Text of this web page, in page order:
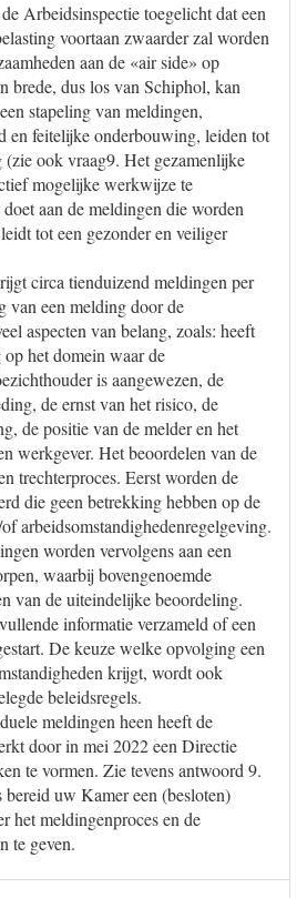
Arbeidsinspectie toegelicht dat een
voortaan zwaarder zal worden
aan de «air side» op
brede, dus los van Schiphol, kan
stapeling van meldingen,
en feitelijke onderbouwing, leiden tot
(zie ook vraag9. Het gezamenlijke
mogelijke werkwijze te
aan de meldingen die worden
tot een gezonder en veiliger
circa tienduizend meldingen per
van een melding door de
aspecten van belang, zoals: heeft
het domein waar de
is aangewezen, de
de ernst van het risico, de
de positie van de melder en het
werkgever. Het beoordelen van de
trechterproces. Eerst worden de
die geen betrekking hebben op de
arbeidsomstandighedenregelgeving.
worden vervolgens aan een
waarbij bovengenoemde
van de uiteindelijke beoordeling.
informatie verzameld of een
De keuze welke opvolging een
krijgt, wordt ook
beleidsregels.
meldingen heen heeft de
door in mei 2022 een Directie
te vormen. Zie tevens antwoord 9.
uw Kamer een (besloten)
het meldingenproces en de
te geven.